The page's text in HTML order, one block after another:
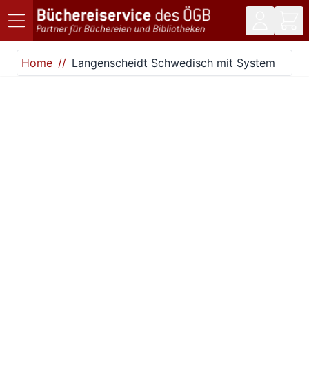
Direkt zum Inhalt
Home
Langenscheidt Schwedisch mit System